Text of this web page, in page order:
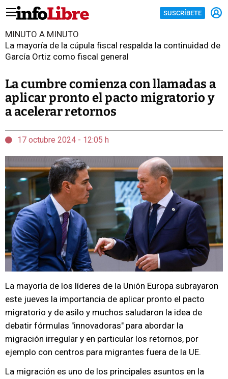
SUSCRÍBETE
MINUTO A MINUTO
La mayoría de la cúpula fiscal respalda la continuidad de
García Ortiz como fiscal general
La cumbre comienza con llamadas a
aplicar pronto el pacto migratorio y
a acelerar retornos
17 octubre 2024 - 12:05 h
La mayoría de los líderes de la Unión Europa subrayaron
este jueves la importancia de aplicar pronto el pacto
migratorio y de asilo y muchos saludaron la idea de
debatir fórmulas "innovadoras" para abordar la
migración irregular y en particular los retornos, por
ejemplo con centros para migrantes fuera de la UE.
La migración es uno de los principales asuntos en la